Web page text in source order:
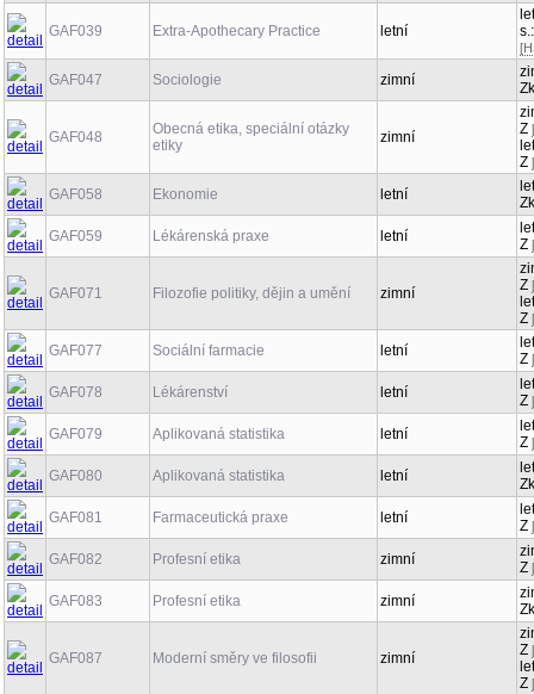
GAF039 Extra-Apothecary Practice letní
GAF047 Sociologie zimní
GAF048
Obecná etika, speciální otázky
etiky
zimní
Z
Z
GAF058 Ekonomie letní
GAF059
Lékárenská praxe letní
Z
GAF071 Filozofie politiky, dějin a umění zimní
Z
Z
GAF077 Sociální farmacie letní
Z
GAF078 Lékárenství letní
Z
GAF079 Aplikovaná statistika letní
Z
GAF080 Aplikovaná statistika letní
GAF081
Farmaceutická praxe letní
Z
GAF082 Profesní etika zimní
Z
GAF083 Profesní etika zimní
GAF087 Moderní směry ve filosofii zimní
Z
Z